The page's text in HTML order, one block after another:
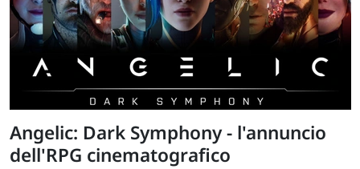
Angelic: Dark Symphony - l'annuncio
dell'RPG cinematografico